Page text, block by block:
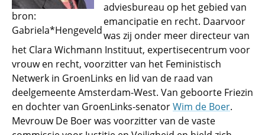
bron:
Gabriela*Hengeveld
adviesbureau op het gebied van
emancipatie en recht. Daarvoor
was zij onder meer directeur van
het Clara Wichmann Instituut, expertisecentrum voor
vrouw en recht, voorzitter van het Feministisch
Netwerk in GroenLinks en lid van de raad van
deelgemeente Amsterdam-West. Van geboorte Friezin
en dochter van GroenLinks-senatorWim de Boer.
Mevrouw De Boer was voorzitter van de vaste